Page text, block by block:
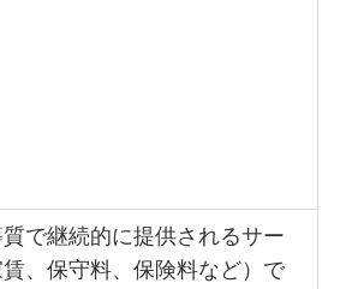
で継続的に提供されるサー
賃、保守料、保険料など）で